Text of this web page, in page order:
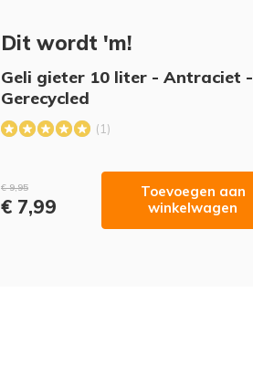
Dit wordt 'm!
Geli gieter 10 liter - Antraciet -
Gerecycled
(1)
€ 9,95
€ 7,99
Toevoegen aan
winkelwagen